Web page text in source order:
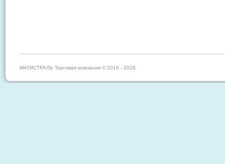
МАГИСТРАЛЬ Торговая компания © 2016 - 2026